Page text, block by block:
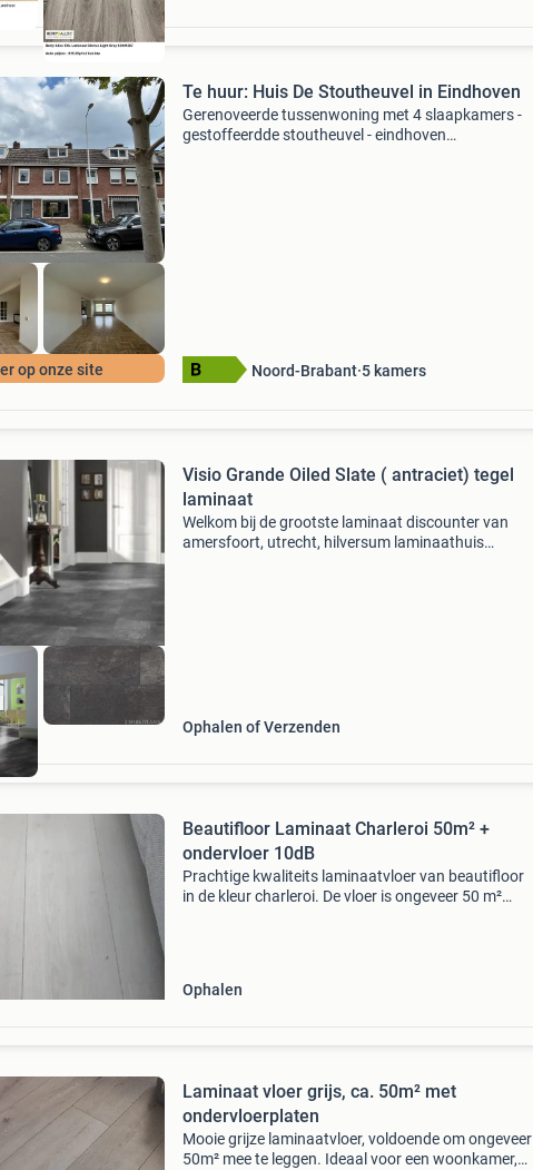
op onze site
Te huur: Huis De Stoutheuvel in Eindhoven
Gerenoveerde tussenwoning met 4 slaapkamers -
gestoffeerdde stoutheuvel - eindhoven
Noord-Brabant 5 kamers
Visio Grande Oiled Slate ( antraciet) tegel
laminaat
Welkom bij de grootste laminaat discounter van
amersfoort, utrecht, hilversum laminaathuis
Ophalen of Verzenden
Beautifloor Laminaat Charleroi 50m² +
ondervloer 10dB
Prachtige kwaliteits laminaatvloer van beautifloor
in de kleur charleroi. De vloer is ongeveer 50 m²
Ophalen
Laminaat vloer grijs, ca. 50m² met
ondervloerplaten
Mooie grijze laminaatvloer, voldoende om ongeveer
50m² mee te leggen. Ideaal voor een woonkamer,